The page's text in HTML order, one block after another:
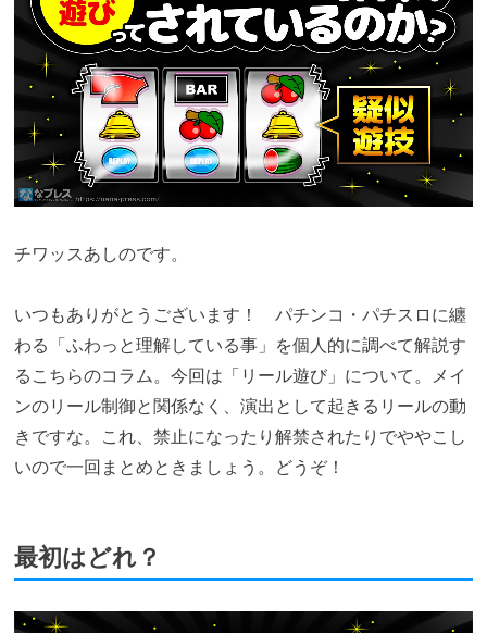
チワッスあしのです。
いつもありがとうございます！ パチンコ・パチスロに纏
わる「ふわっと理解している事」を個人的に調べて解説す
るこちらのコラム。今回は「リール遊び」について。メイ
ンのリール制御と関係なく、演出として起きるリールの動
きですな。これ、禁止になったり解禁されたりでややこし
いので一回まとめときましょう。どうぞ！
最初はどれ？